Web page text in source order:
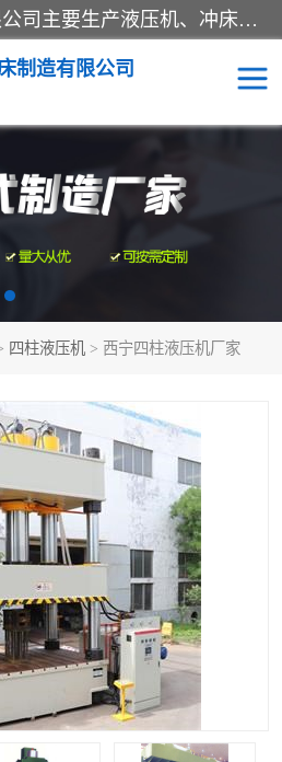
南通科达机床制造有限公司主要生产液压机、冲床、压力机等产品；本公司采用现代化企业的管理方法进行管理，立足于产品的质量管理，以优秀的品质、新颖的设计、合理的价格、完善的服务赢得广大客户的充分信赖和良好的口碑。领导层将运用科学管理方法及长期积累下来的经验和广泛领域吸取来新的技术不断调整产品结构，为市场提供精良的各类机械设备。企业将坚持与国内外各界朋友，真诚合作，共创辉煌。
制造有限公司
四柱液压机 > 西宁四柱液压机厂家
液压机